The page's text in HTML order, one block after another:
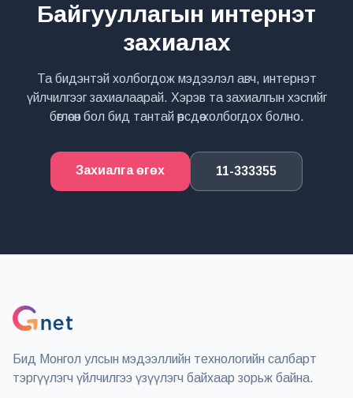
Байгууллагын интернэт
захиалах
Та бидэнтэй холбогдож мэдээлэл авч, интернэт
үйлчилгээг захиалаарай. Хэрэв та захиалгын хэсгийг
бөглөсөн бол бид тантай өөрсдөө холбогдох болно.
Захиалга өгөх 11-333355
Бид Монгол улсын мэдээллийн технологийн салбарт
тэргүүлэгч үйлчилгээ үзүүлэгч байхаар зорьж байна.